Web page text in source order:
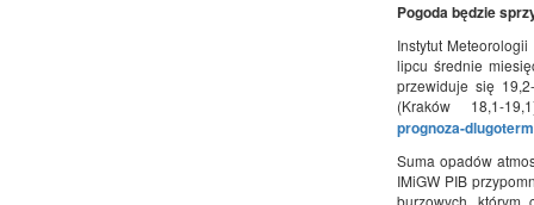
Pogoda będzie
Instytut
lipcu średnie
przewiduje się
(Kraków 18,1-
prognoza-
Suma opadów
IMiGW PIB
burzowych, którym